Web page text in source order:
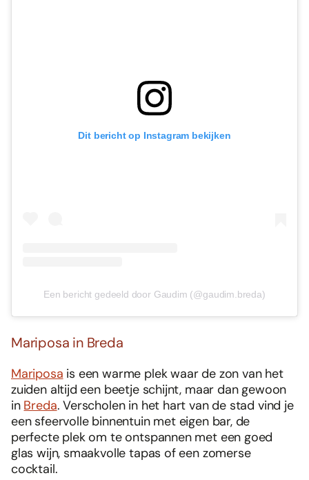
Foodies 08/2026
Tropische smaakexplosies
Abonneren
Dit bericht op Instagram bekijken
Een bericht gedeeld door Gaudim (@gaudim.breda)
Mariposa in Breda
Mariposa is een warme plek waar de zon van het
zuiden altijd een beetje schijnt, maar dan gewoon
in Breda. Verscholen in het hart van de stad vind je
een sfeervolle binnentuin met eigen bar, de
perfecte plek om te ontspannen met een goed
glas wijn, smaakvolle tapas of een zomerse
cocktail.